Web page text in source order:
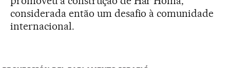
considerada então um desafio à comunidade
internacional.